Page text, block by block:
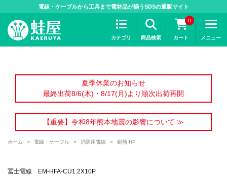
電線・ケーブルから工具まで電材品が揃うSDSの通販サイト
カテゴリ 商品検索
0
カート メニュー
夏季休業のお知らせ
最終出荷8/6(木)・8/17(月)より順次出荷再開
【重要】令和8年熊本地震の影響について ≫
ホーム > 電線・ケーブル > 消防用電線 > 耐熱 HP
冨士電線 EM-HFA-CU1.2X10P